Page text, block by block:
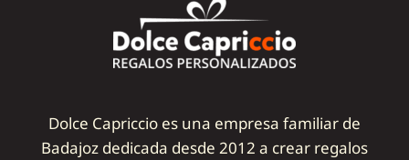
Dolce Capriccio es una empresa familiar de
Badajoz dedicada desde 2012 a crear regalos